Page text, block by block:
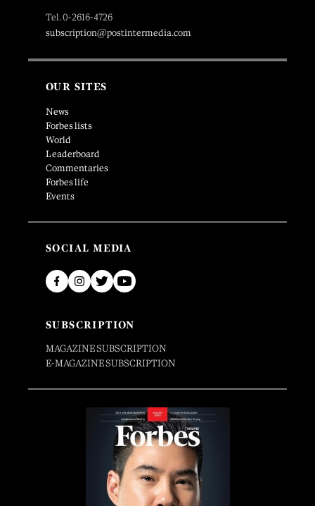
Tel. 0-2616-4726
subscription@postintermedia.com
OUR SITES
News
Forbes lists
World
Leaderboard
Commentaries
Forbes life
Events
SOCIAL MEDIA
SUBSCRIPTION
MAGAZINE SUBSCRIPTION
E-MAGAZINE SUBSCRIPTION